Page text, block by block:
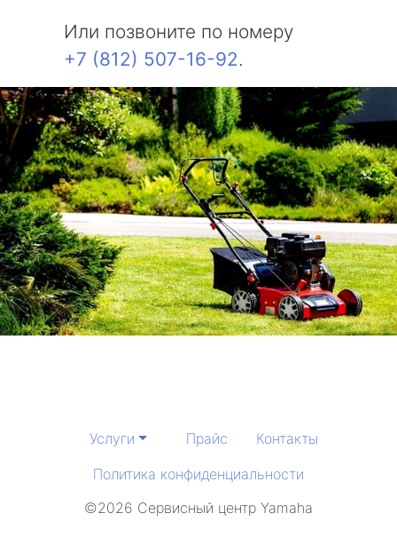
Или позвоните по номеру
+7 (812) 507-16-92.
Услуги Прайс
Контакты
Политика конфиденциальности
©2026 Сервисный центр Yamaha